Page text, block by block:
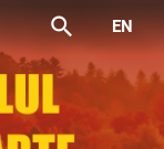
search EN